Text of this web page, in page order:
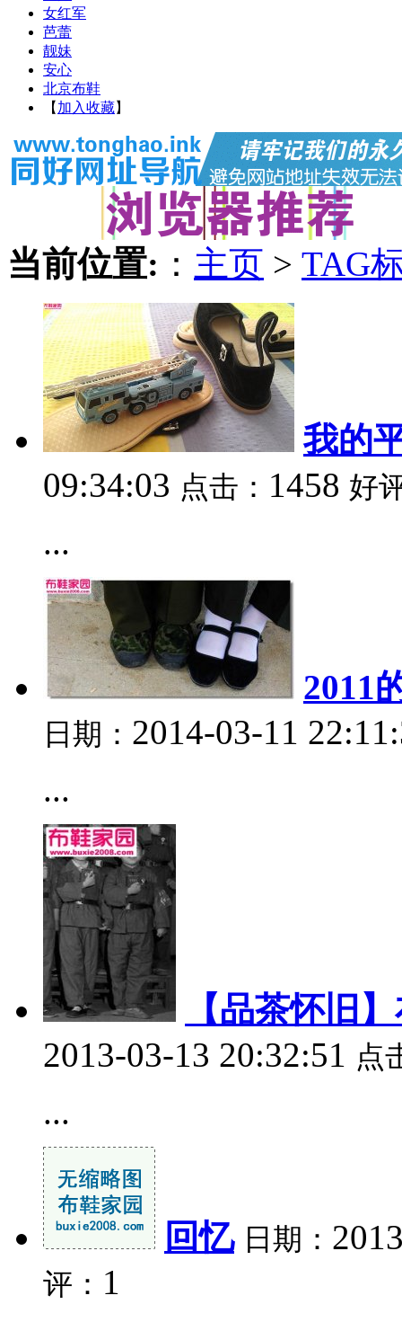
女红军
芭蕾
靓妹
安心
北京布鞋
【 加入收藏】
当前位置: ： 主页 > TAG
我的
09:34:03 点击： 1458 好
...
2011
日期： 2014-03-11
...
【品茶怀旧
2013-03-13 20:32:51 点
...
回忆 日期：
评： 1